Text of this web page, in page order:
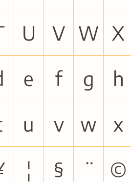
U V W X
e f g h
u v w x
¦ § ¨ ©